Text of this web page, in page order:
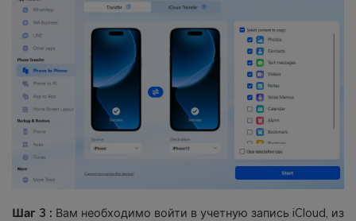
Шаг 3 : Вам необходимо войти в учетную запись iCloud, из